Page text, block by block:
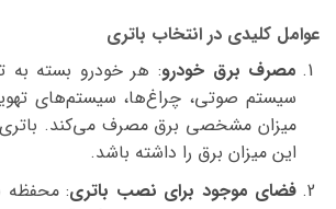
عوامل کلیدی در انتخاب باتری
مصرف برق خودرو: هر خودرو بسته به
سیستم صوتی، چراغ‌ها، سیستم‌های
میزان مشخصی برق مصرف می‌کند. باتری
این میزان برق را داشته باشد.
فضای موجود برای نصب باتری: محفظه